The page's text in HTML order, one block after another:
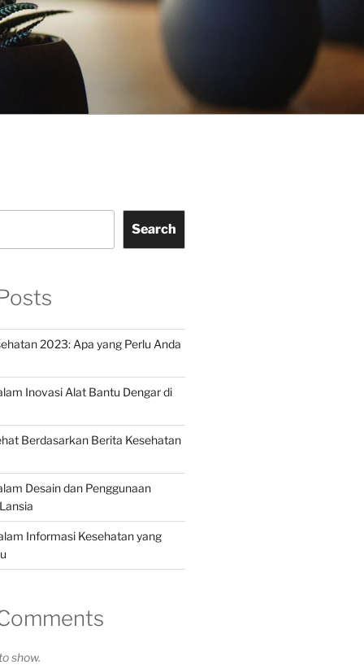
Search
2023: Apa yang Perlu Anda
Inovasi Alat Bantu Dengar di
Berdasarkan Berita Kesehatan
Desain dan Penggunaan
Informasi Kesehatan yang
show.